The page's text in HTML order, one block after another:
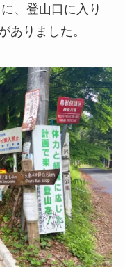
、登山口に入り
ありました。